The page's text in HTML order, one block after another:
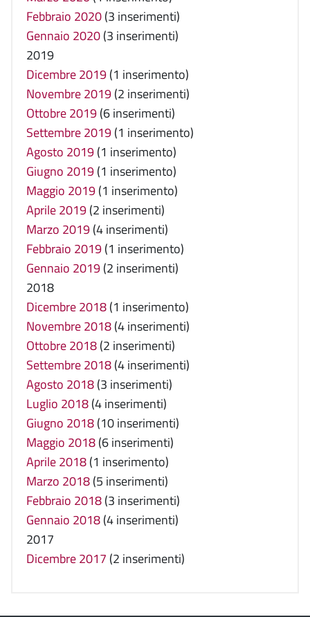
Febbraio 2020(3 inserimenti)
Gennaio 2020(3 inserimenti)
2019
Dicembre 2019(1 inserimento)
Novembre 2019(2 inserimenti)
Ottobre 2019(6 inserimenti)
Settembre 2019(1 inserimento)
Agosto 2019(1 inserimento)
Giugno 2019(1 inserimento)
Maggio 2019(1 inserimento)
Aprile 2019(2 inserimenti)
Marzo 2019(4 inserimenti)
Febbraio 2019(1 inserimento)
Gennaio 2019(2 inserimenti)
2018
Dicembre 2018(1 inserimento)
Novembre 2018(4 inserimenti)
Ottobre 2018(2 inserimenti)
Settembre 2018(4 inserimenti)
Agosto 2018(3 inserimenti)
Luglio 2018(4 inserimenti)
Giugno 2018(10 inserimenti)
Maggio 2018(6 inserimenti)
Aprile 2018(1 inserimento)
Marzo 2018(5 inserimenti)
Febbraio 2018(3 inserimenti)
Gennaio 2018(4 inserimenti)
2017
Dicembre 2017 (2 inserimenti)